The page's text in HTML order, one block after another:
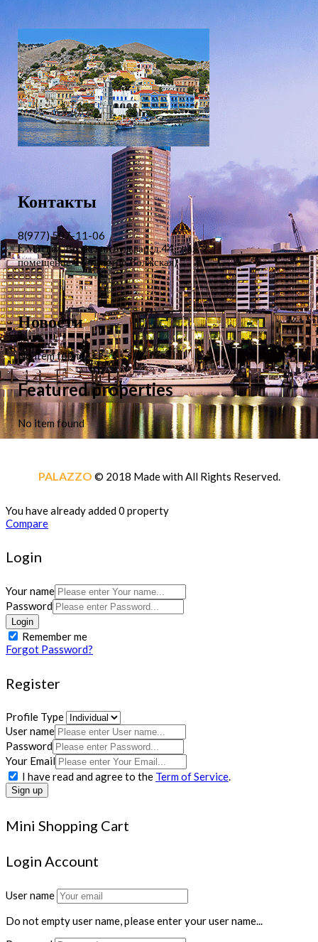
Контакты
8(977) 507-11-06
г. Москва, Волжский бульвар, д.44, этаж 2,
помещение 1 (ст. метро Волжская)
Новости
No item found
Featured properties
No item found
PALAZZO © 2018 Made withAll Rights Reserved.
You have already added 0 property
Compare
Login
Your name
Password
Login
Remember me
Forgot Password?
Register
Profile Type
User name
Password
Your Email
I have read and agree to the Term of Service.
Sign up
Mini Shopping Cart
Login Account
User name
Do not empty user name, please enter your user name...